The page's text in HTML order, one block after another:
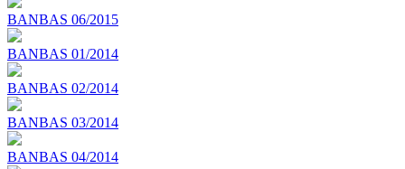
BANBAS 06/2015
BANBAS 01/2014
BANBAS 02/2014
BANBAS 03/2014
BANBAS 04/2014